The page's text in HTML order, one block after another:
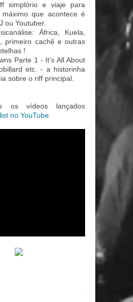
simplório e viaje para
que acontece é
ou Youtuber.
África, Kuela,
primeiro cachê e outras
!
Parte 1 - It’s All About
etc. - a historinha
sobre o riff principal.
os vídeos lançados
no YouTube